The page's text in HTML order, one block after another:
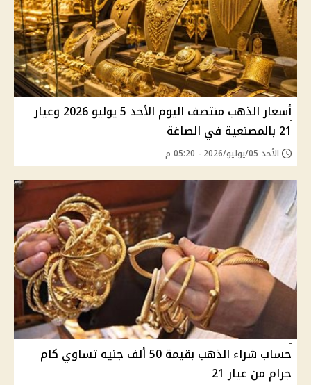
أسعار الذهب منتصف اليوم الأحد 5 يوليو 2026 وعيار
21 بالمصنعية في الصاغة
الأحد 05/يوليو/2026 - 05:20 م
حساب شراء الذهب بقيمة 50 ألف جنيه تساوي كام
جرام من عيار 21